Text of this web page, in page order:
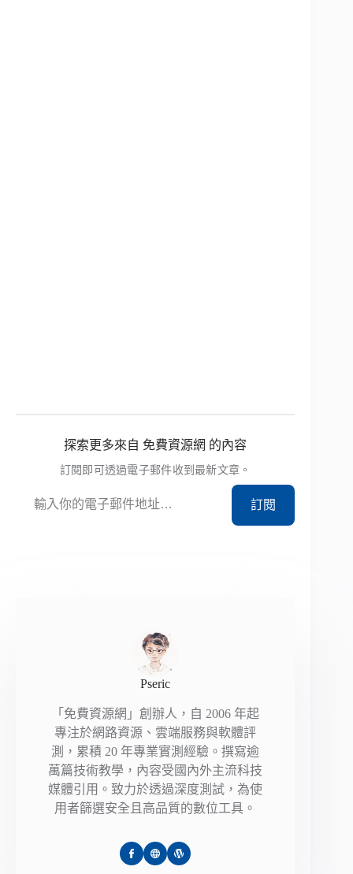
探索更多來自 免費資源網 的內容
訂閱即可透過電子郵件收到最新文章。
訂閱
Pseric
「免費資源網」創辦人，自 2006 年起
專注於網路資源、雲端服務與軟體評
測，累積 20 年專業實測經驗。撰寫逾
萬篇技術教學，內容受國內外主流科技
媒體引用。致力於透過深度測試，為使
用者篩選安全且高品質的數位工具。